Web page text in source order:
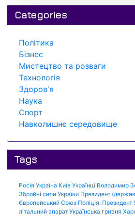
Categories
Політика
Бізнес
Мистецтво та розваги
Технологія
Здоров'я
Наука
Спорт
Навколишнє середовище
Tags
Росія Україна Київ Українці Володимир
Збройні сили України Президент
Європейський Союз Поліція. Президент
літальний апарат Українська гривня